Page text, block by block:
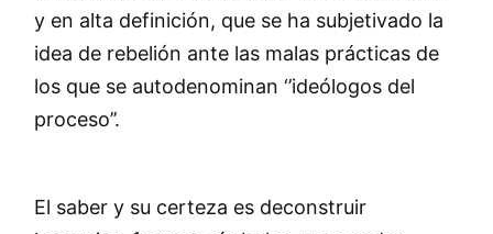
y en alta definición, que se ha subjetivado la
idea de rebelión ante las malas prácticas de
los que se autodenominan ‘’ideólogos del
proceso’’.
El saber y su certeza es deconstruir